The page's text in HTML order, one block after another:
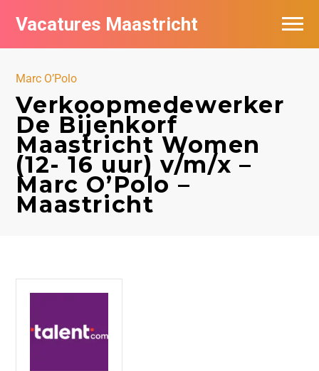
Vacatures Maastricht
Marc O’Polo
Verkoopmedewerker
De Bijenkorf
Maastricht Women
(12- 16 uur) v/m/x –
Marc O’Polo –
Maastricht
Vacatures per bedrijf in Maastricht